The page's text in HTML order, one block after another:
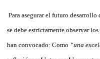
Para asegurar el futuro
se debe estrictamente observar
han convocado: Como “una